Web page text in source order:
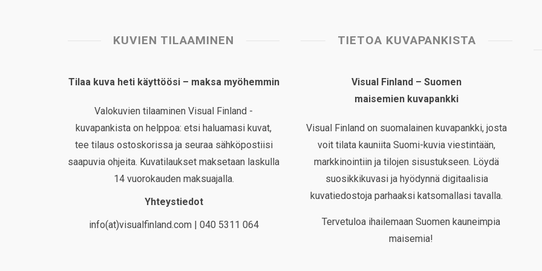
KUVIEN TILAAMINEN
Tilaa kuva heti käyttöösi – maksa myöhemmin
Valokuvien tilaaminen Visual Finland -
kuvapankista on helppoa: etsi haluamasi kuvat,
tee tilaus ostoskorissa ja seuraa sähköpostiisi
saapuvia ohjeita. Kuvatilaukset maksetaan laskulla
14 vuorokauden maksuajalla.
Yhteystiedot
info(at)visualfinland.com | 040 5311 064
TIETOA KUVAPANKISTA
Visual Finland – Suomen
maisemien kuvapankki
Visual Finland on suomalainen kuvapankki, josta
voit tilata kauniita Suomi-kuvia viestintään,
markkinointiin ja tilojen sisustukseen. Löydä
suosikkikuvasi ja hyödynnä digitaalisia
kuvatiedostoja parhaaksi katsomallasi tavalla.
Tervetuloa ihailemaan Suomen kauneimpia
maisemia!